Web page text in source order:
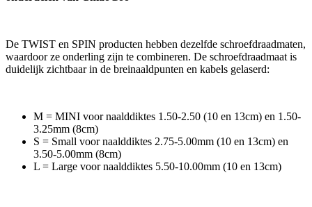
De TWIST en SPIN producten hebben dezelfde schroefdraadmaten,
waardoor ze onderling zijn te combineren. De schroefdraadmaat is
duidelijk zichtbaar in de breinaaldpunten en kabels gelaserd:
M = MINI voor naalddiktes 1.50-2.50 (10 en 13cm) en 1.50-
3.25mm (8cm)
S = Small voor naalddiktes 2.75-5.00mm (10 en 13cm) en
3.50-5.00mm (8cm)
L = Large voor naalddiktes 5.50-10.00mm (10 en 13cm)